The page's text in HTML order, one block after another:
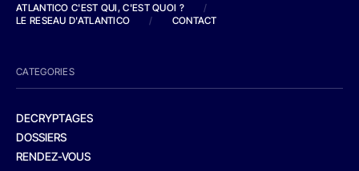
ATLANTICO C'EST QUI, C'EST QUOI ?
/
LE RESEAU D'ATLANTICO
/ CONTACT
CATEGORIES
DECRYPTAGES
DOSSIERS
RENDEZ-VOUS